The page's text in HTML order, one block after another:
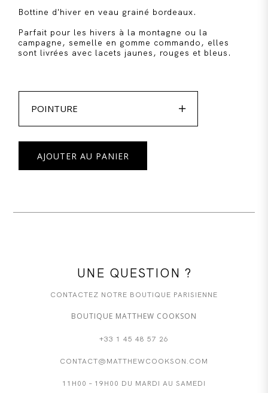
Bottine d'hiver en veau grainé bordeaux.
Parfait pour les hivers à la montagne ou la
campagne, semelle en gomme commando, elles
sont livrées avec lacets jaunes, rouges et bleus.
POINTURE
AJOUTER AU PANIER
UNE QUESTION ?
CONTACTEZ NOTRE BOUTIQUE PARISIENNE
BOUTIQUE MATTHEW COOKSON
+33 1 45 48 57 26
CONTACT@MATTHEWCOOKSON.COM
11H00 – 19H00 DU MARDI AU SAMEDI